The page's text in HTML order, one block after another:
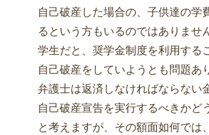
自己破産した場合の、子供達の学
るという方もいるのではありませ
学生だと、奨学金制度を利用する
自己破産をしていようとも問題あ
弁護士は返済しなければならない
自己破産宣告を実行するべきかど
と考えますが、その額面如何では